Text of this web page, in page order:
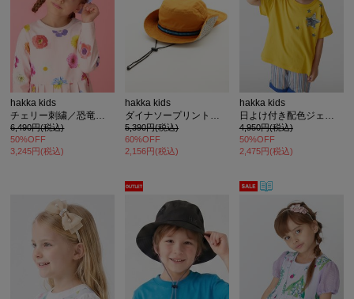
hakka kids
6,490円(税込)
50%OFF
3,245円(税込)
hakka kids
5,390円(税込)
60%OFF
2,156円(税込)
hakka kids
4,950円(税込)
50%OFF
2,475円(税込)